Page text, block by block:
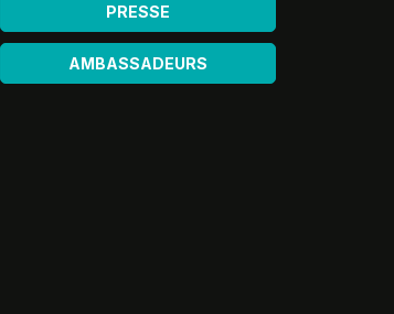
PRESSE
AMBASSADEURS